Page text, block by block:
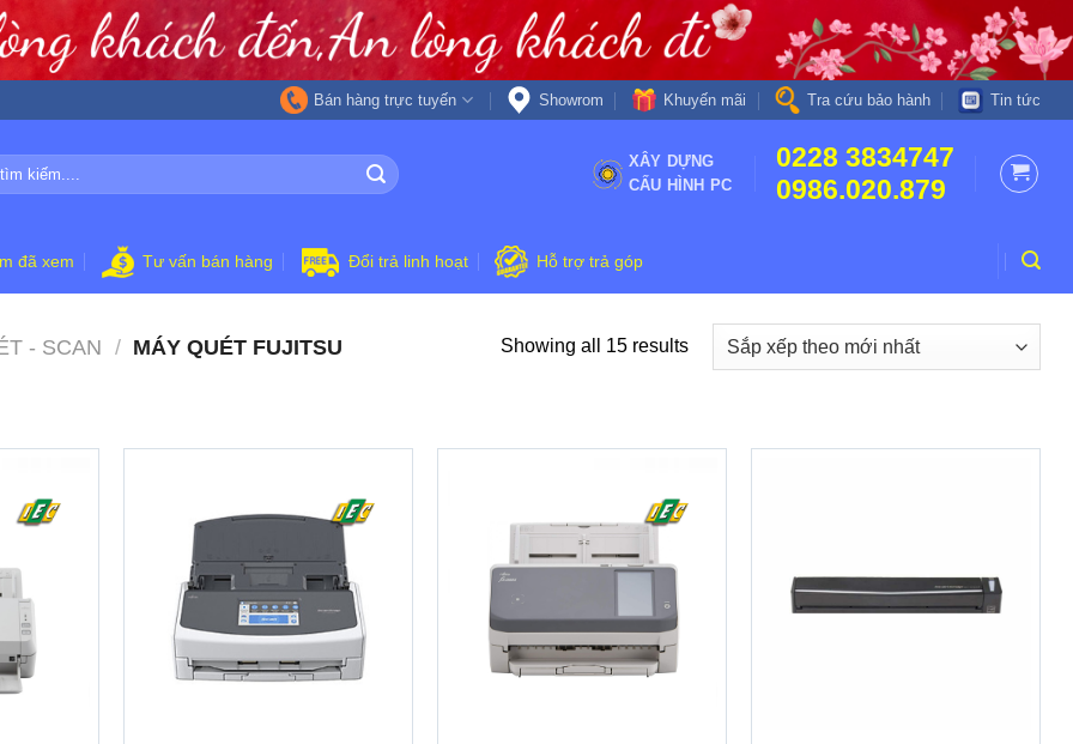
Bán hàng trực tuyến Showrom Khuyến mãi Tra cứu bảo hành Tin tức
XÂY DỰNG
CẤU HÌNH PC
0228 3834747
0986.020.879
đã xem Tư vấn bán hàng Đổi trả linh hoạt Hỗ trợ trả góp
- SCAN / MÁY QUÉT FUJITSU Showing all 15 results